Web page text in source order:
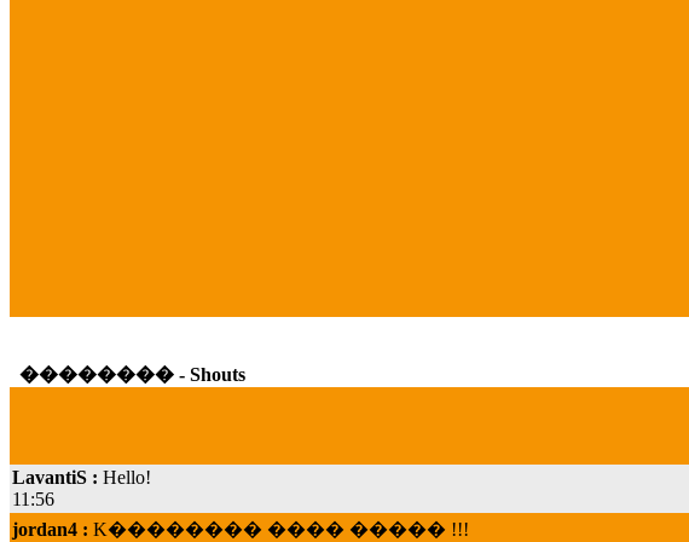
�������� - Shouts
11:56
jordan4 :K�������� ���� ����� !!!
19:45